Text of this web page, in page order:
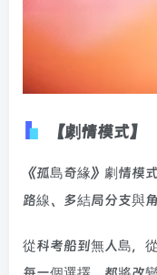
【劇情模式】
《孤島奇緣》劇情模
路線、多結局分支與
從科考船到無人島，